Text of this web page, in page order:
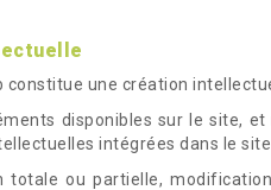
constitue une création
disponibles sur le site,
intégrées dans le
totale ou partielle,